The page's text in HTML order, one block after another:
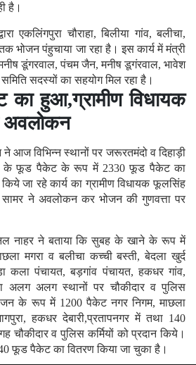
है।
एकलिंगपुरा चौराहा, बिलीया गांव, बलीचा,
भोजन पंहुचाया जा रहा है। इस कार्य में मंत्री
मनीष डूंगरवाल, पंचम जैन, मनीष डूगंरवाल, भावेश
सदस्यों का सहयोग मिल रहा है।
हुआ,ग्रामीण विधायक
अवलोकन
आज विभिन्न स्थानों पर जरूरतमंदो व दिहाड़ी
के फूड पैकेट के रूप में 2330 फूड पैकेट का
किये जा रहे कार्य का ग्रामीण विधायक फूलसिंह
सामर ने अवलोकन कर भोजन की गुणवत्ता पर
नाहर ने बताया कि सुबह के खाने के रूप में
मगरा व बलीचा कच्ची बस्ती, बेदला खुर्द
कला पंचायत, बड़गांव पंचायत, हकधर गांव,
अलग अलग स्थानों पर चौकीदार व पुलिस
के रूप में 1200 पैकेट नगर निगम, माछला
हकधर देबारी,प्रतापनगर में तथा 140
चौकीदार व पुलिस कर्मियों को प्रदान किये।
फूड पैकेट का वितरण किया जा चुका है।